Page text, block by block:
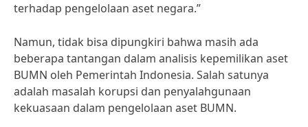
terhadap pengelolaan aset negara.”
Namun, tidak bisa dipungkiri bahwa masih ada
beberapa tantangan dalam analisis kepemilikan aset
BUMN oleh Pemerintah Indonesia. Salah satunya
adalah masalah korupsi dan penyalahgunaan
kekuasaan dalam pengelolaan aset BUMN.